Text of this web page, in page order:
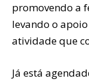
promovendo a
levando o
atividade que
Já está